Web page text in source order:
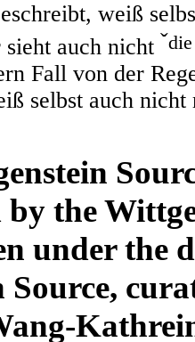
weiß
auch nicht ˇ
Fall von der
selbst auch
the
under the